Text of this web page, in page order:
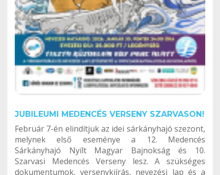
JUBILEUMI MEDENCÉS VERSENY SZARVASON!
Február 7-én elindítjuk az idei sárkányhajó szezont,
melynek első eseménye a 12. Medencés
Sárkányhajó Nyílt Magyar Bajnokság és 10.
Szarvasi Medencés Verseny lesz. A szükséges
dokumentumok, versenykiírás, nevezési lap és a